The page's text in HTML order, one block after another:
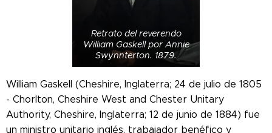
Retrato del reverendo
William Gaskell por Annie
Swynnterton. 1879.
William Gaskell (Cheshire, Inglaterra; 24 de julio de 1805
- Chorlton, Cheshire West and Chester Unitary
Authority, Cheshire, Inglaterra; 12 de junio de 1884) fue
un ministro unitario inglés, trabajador benéfico y